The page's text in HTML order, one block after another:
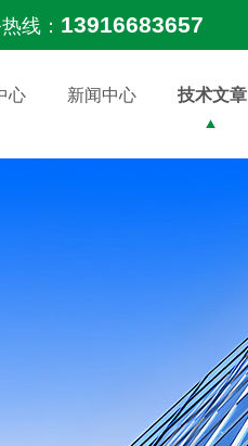
线： 13916683657
心 新闻中心 技术文章